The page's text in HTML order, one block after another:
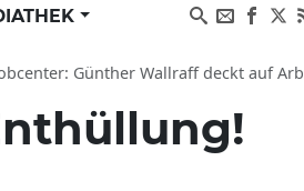
Wallraff deckt auf Arbeitsagentur/Hartz IV